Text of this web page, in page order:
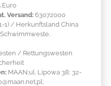
Euro
Versand: 63072000
1) / Herkunftsland China
Schwimmweste,
/ Rettungswesten
MAAN;ul. Lipowa 38; 32-